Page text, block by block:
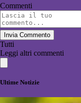
Commenti
Invia Commento
Tutti
Leggi altri commenti
Ultime Notizie